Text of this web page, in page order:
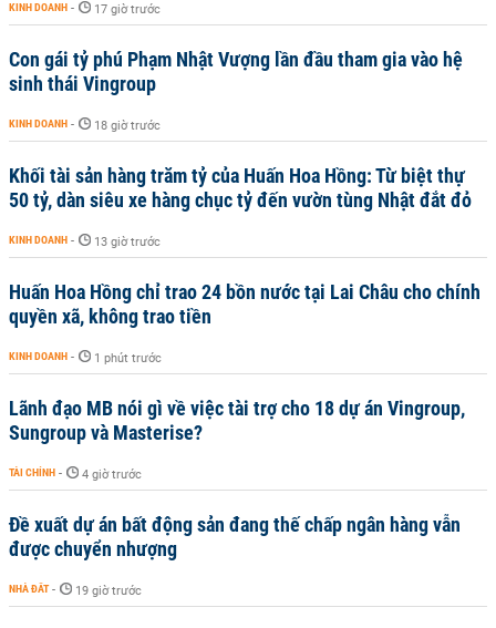
KINH DOANH - 17 giờ trước
Con gái tỷ phú Phạm Nhật Vượng lần đầu tham gia vào hệ
sinh thái Vingroup
KINH DOANH - 18 giờ trước
Khối tài sản hàng trăm tỷ của Huấn Hoa Hồng: Từ biệt thự
50 tỷ, dàn siêu xe hàng chục tỷ đến vườn tùng Nhật đắt đỏ
KINH DOANH - 13 giờ trước
Huấn Hoa Hồng chỉ trao 24 bồn nước tại Lai Châu cho chính
quyền xã, không trao tiền
KINH DOANH - 1 phút trước
Lãnh đạo MB nói gì về việc tài trợ cho 18 dự án Vingroup,
Sungroup và Masterise?
TÀI CHÍNH - 4 giờ trước
Đề xuất dự án bất động sản đang thế chấp ngân hàng vẫn
được chuyển nhượng
NHÀ ĐẤT - 19 giờ trước